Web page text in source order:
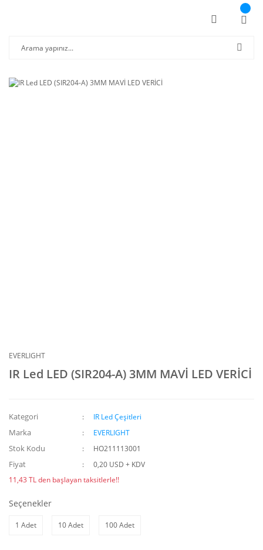
EVERLIGHT
IR Led LED (SIR204-A) 3MM MAVİ LED VERİCİ
Kategori IR Led Çeşitleri
Marka EVERLIGHT
Stok Kodu HO211113001
Fiyat
0,20 USD + KDV
11,43 TL den başlayan taksitlerle!!
Seçenekler
1 Adet 10 Adet 100 Adet